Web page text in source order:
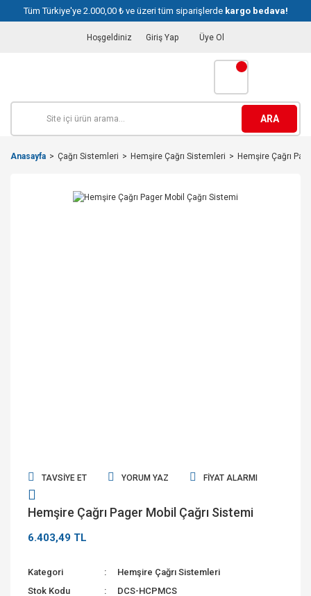
Tüm Türkiye'ye 2.000,00 ₺ ve üzeri tüm siparişlerde kargo bedava!
Hoşgeldiniz Giriş Yap Üye Ol
ARA
Anasayfa Çağrı Sistemleri Hemşire Çağrı Sistemleri Hemşire Çağrı
TAVSIYE ET YORUM YAZ FIYAT ALARMI
Hemşire Çağrı Pager Mobil Çağrı Sistemi
6.403,49 TL
Kategori
Hemşire Çağrı Sistemleri
Stok Kodu
DCS-HCPMCS